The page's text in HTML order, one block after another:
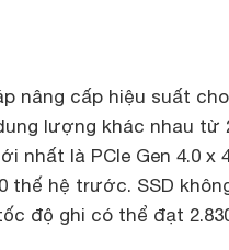
nâng cấp hiệu suất
lượng khác nhau từ
nhất là PCIe Gen 4.0
thế hệ trước. SSD
độ ghi có thể đạt